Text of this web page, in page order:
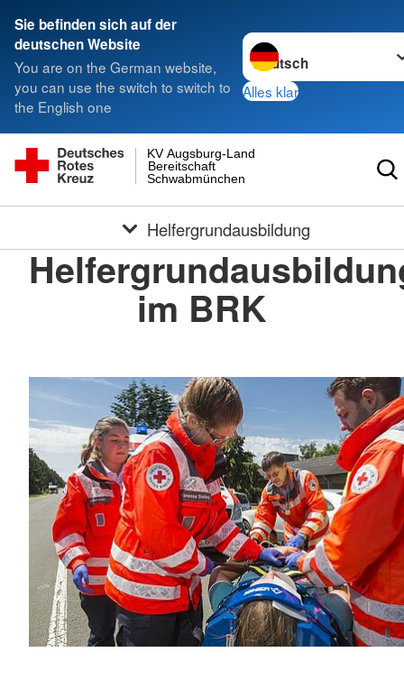
Sie befinden sich auf der
deutschen Website
You are on the German website,
you can use the switch to switch to
the English one
Sprache wechseln zu
Alles klar
Schwabmünchen
Bereitschaft
KV Augsburg-Land
Helfergrundausbildung
im BRK